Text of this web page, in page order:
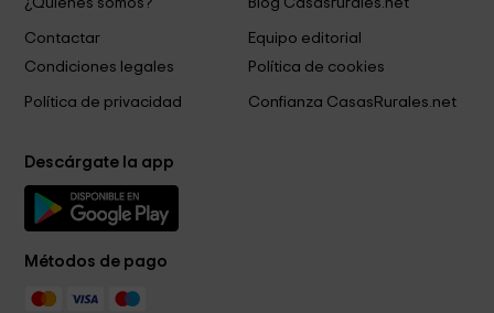
Contactar
Equipo editorial
Condiciones legales
Política de cookies
Política de privacidad Confianza CasasRurales.net
Descárgate la app
Métodos de pago